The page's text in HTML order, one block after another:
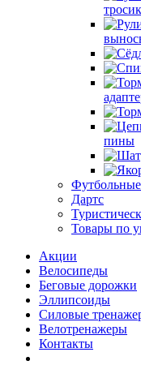
пины
Футбольные
Дартс
Товары по
Акции
Велосипеды
Беговые дорожки
Эллипсоиды
Силовые
Велотренажеры
Контакты